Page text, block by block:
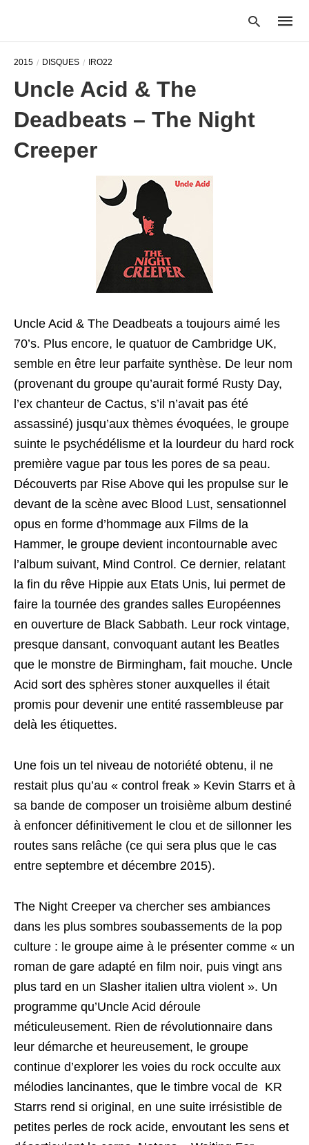
2015 DISQUES IRO22
Uncle Acid & The
Deadbeats – The Night
Creeper
Uncle Acid & The Deadbeats a toujours aimé les
70’s. Plus encore, le quatuor de Cambridge UK,
semble en être leur parfaite synthèse. De leur nom
(provenant du groupe qu’aurait formé Rusty Day,
l’ex chanteur de Cactus, s’il n’avait pas été
assassiné) jusqu’aux thèmes évoquées, le groupe
suinte le psychédélisme et la lourdeur du hard rock
première vague par tous les pores de sa peau.
Découverts par Rise Above qui les propulse sur le
devant de la scène avec Blood Lust, sensationnel
opus en forme d’hommage aux Films de la
Hammer, le groupe devient incontournable avec
l’album suivant, Mind Control. Ce dernier, relatant
la fin du rêve Hippie aux Etats Unis, lui permet de
faire la tournée des grandes salles Européennes
en ouverture de Black Sabbath. Leur rock vintage,
presque dansant, convoquant autant les Beatles
que le monstre de Birmingham, fait mouche. Uncle
Acid sort des sphères stoner auxquelles il était
promis pour devenir une entité rassembleuse par
delà les étiquettes.
Une fois un tel niveau de notoriété obtenu, il ne
restait plus qu’au « control freak » Kevin Starrs et à
sa bande de composer un troisième album destiné
à enfoncer définitivement le clou et de sillonner les
routes sans relâche (ce qui sera plus que le cas
entre septembre et décembre 2015).
The Night Creeper va chercher ses ambiances
dans les plus sombres soubassements de la pop
culture : le groupe aime à le présenter comme « un
roman de gare adapté en film noir, puis vingt ans
plus tard en un Slasher italien ultra violent ». Un
programme qu’Uncle Acid déroule
méticuleusement. Rien de révolutionnaire dans
leur démarche et heureusement, le groupe
continue d’explorer les voies du rock occulte aux
mélodies lancinantes, que le timbre vocal de KR
Starrs rend si original, en une suite irrésistible de
petites perles de rock acide, envoutant les sens et